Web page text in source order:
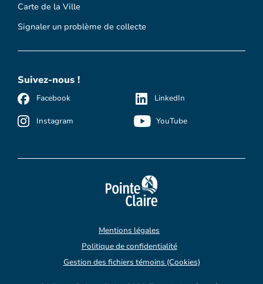
Carte de la Ville
Signaler un problème de collecte
Suivez-nous !
Facebook
Instagram
LinkedIn
YouTube
Mentions légales
Politique de confidentialité
Gestion des fichiers témoins (Cookies)